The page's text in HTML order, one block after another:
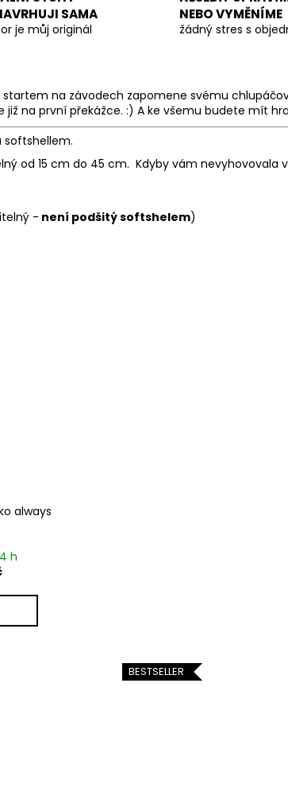
SAMA
je můj originál
NEBO VYMĚNÍME
žádný stres s
na závodech zapomene svému
na první překážce. :) A ke všemu budete mít
softshellem.
od 15 cm do 45 cm. Kdyby vám
- není podšitý softshelem)
always
h
BESTSELLER